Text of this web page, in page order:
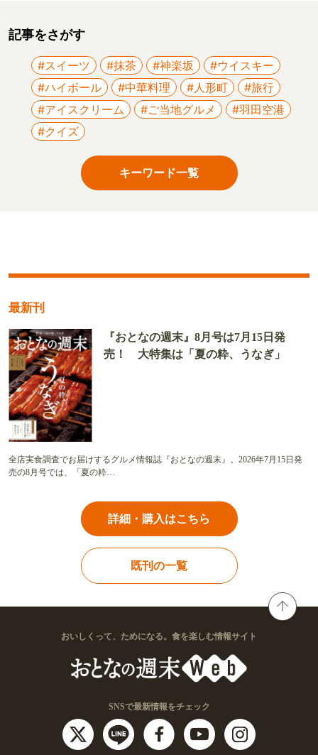
記事をさがす
#スイーツ #抹茶 #神楽坂
#ウイスキー
#ハイボール
#中華料理 #人形町
#旅行
#アイスクリーム
#ご当地グルメ
#羽田空港
#クイズ
キーワード一覧
最新刊
『おとなの週末』8月号は7月15日発
売！ 大特集は「夏の粋、うなぎ」
全店実食調査でお届けするグルメ情報誌『おとなの週末』。2026年7月15日発
売の8月号では、「夏の粋…
詳細・購入はこちら
既刊の一覧
おいしくって、ためになる。食を楽しむ情報サイト
SNSで最新情報をチェック